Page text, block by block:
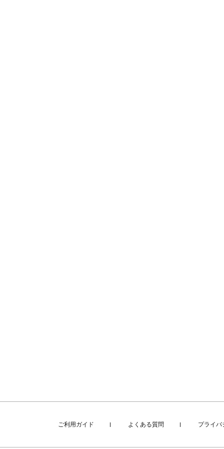
ご利用ガイド よくある質問 プライバ